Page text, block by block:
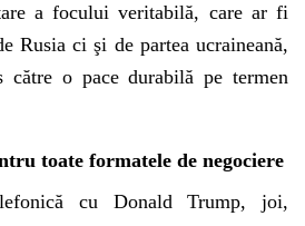
a focului veritabilă, care ar fi
Rusia ci şi de partea ucraineană,
o pace durabilă pe termen
toate formatele de negociere
cu Donald Trump, joi,